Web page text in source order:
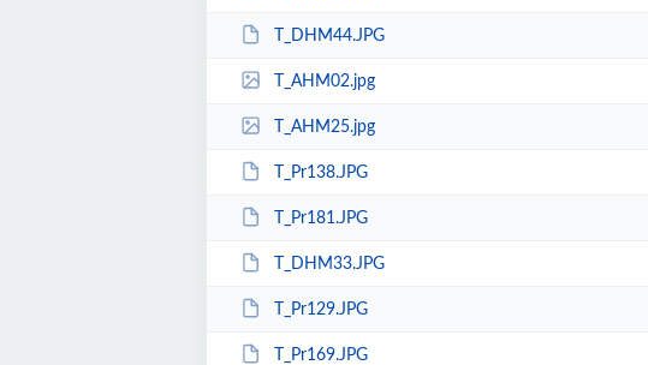
T_DHM44.JPG
T_AHM02.jpg
T_AHM25.jpg
T_Pr138.JPG
T_Pr181.JPG
T_DHM33.JPG
T_Pr129.JPG
T_Pr169.JPG